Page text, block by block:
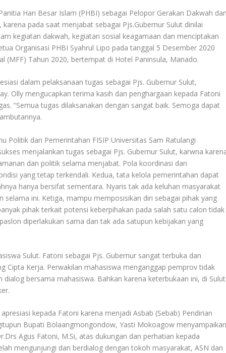
Hari Besar Islam (PHBI) sebagai Pelopor Gerakan Dakwah
pada saat menjabat sebagai Pjs.Gubernur Sulut dinilai
kegiatan dakwah, kegiatan sosial keagamaan dan menciptakan
Organisasi PHBI Syahrul Lipo pada tanggal 5 Desember 2020
(MFF) Tahun 2020, bertempat di Hotel Paninsula, Manado.
dalam pelaksanaan tugas sebagai Pjs. Gubernur Sulut,
Olly mengucapkan terima kasih dan penghargaan kepada Fatoni
“Semua tugas dilaksanakan dengan sangat baik. Semoga dapat
Politik dan Pemerintahan FISIP Universitas Sam Ratulangi
menjalankan tugas sebagai Pjs. Gubernur Sulut, karwna
dan politik selama menjabat. Pola koordinasi dan
yang tetap terkendali. Kedua, tata kelola pemerintahan dapat
hanya bersifat sementara. Nyaris tak ada keluhan masyarakat
ini. Ketiga, mampu memposisikan diri sebagai pihak yang
pihak terkait potensi keberpihakan pada salah satu calon tidak
diperlakukan sama dan tak ada satupun kebijakan yang
Sulut. Fatoni sebagai Pjs. Gubernur sangat terbuka dan
Cipta Kerja. Perwakilan mahasiswa menganggap pemprov tidak
bersama mahasiswa. Bahkan karena keterbukaan ini, di Sulut
kepada Fatoni karena menjadi Asbab (Sebab) Pendirian
Bupati Bolaangmongondow, Yasti Mokoagow
Agus Fatoni, M.Si, atas dukungan dan perhatian kepada
mengunjungi dan berdialog dengan tokoh masyarakat, ASN dan